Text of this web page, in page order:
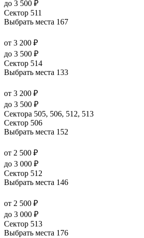
до 3 500 ₽
Сектор 511
Выбрать места 167
от 3 200 ₽
до 3 500 ₽
Сектор 514
Выбрать места 133
от 3 200 ₽
до 3 500 ₽
Сектора 505, 506, 512, 513
Сектор 506
Выбрать места 152
от 2 500 ₽
до 3 000 ₽
Сектор 512
Выбрать места 146
от 2 500 ₽
до 3 000 ₽
Сектор 513
Выбрать места 176